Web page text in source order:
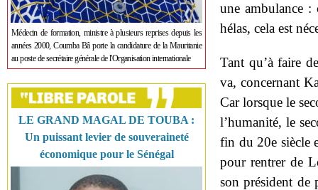
Médecin de formation, ministre à plusieurs reprises depuis les
années 2000, Coumba Bâ porte la candidature de la Mauritanie
au poste de secrétaire générale de l'Organisation internationale
LE GRAND MAGAL DE TOUBA :
Un puissant levier de souveraineté
économique pour le Sénégal
une ambulance :
hélas, cela est
Tant qu’à faire
va, concernant
Car lorsque le
l’humanité, le
fin du 20e siècle
pour rentrer de
son président de